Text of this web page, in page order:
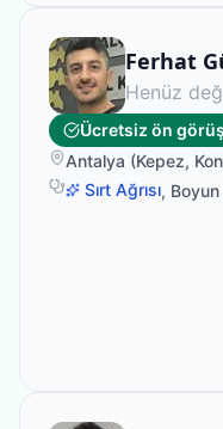
her şey için çok
VARSINIZ (
yürümesidir)
Ferhat
Henüz
Ücretsiz ön
Antalya (Kepez,
Sırt Ağrısı, Boyun